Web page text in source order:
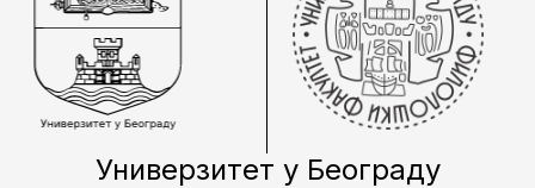
Универзитет у Београду